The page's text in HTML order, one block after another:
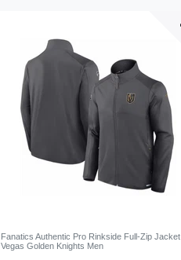
Fanatics Authentic Pro Rinkside Full-Zip Jacket
Vegas Golden Knights Men